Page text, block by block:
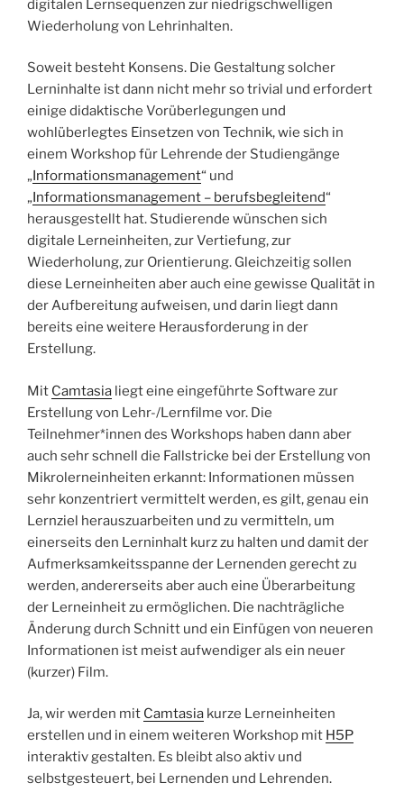
digitalen Lernsequenzen zur niedrigschwelligen
Wiederholung von Lehrinhalten.
Soweit besteht Konsens. Die Gestaltung solcher
Lerninhalte ist dann nicht mehr so trivial und erfordert
einige didaktische Vorüberlegungen und
wohlüberlegtes Einsetzen von Technik, wie sich in
einem Workshop für Lehrende der Studiengänge
„Informationsmanagement“ und
„Informationsmanagement – berufsbegleitend“
herausgestellt hat. Studierende wünschen sich
digitale Lerneinheiten, zur Vertiefung, zur
Wiederholung, zur Orientierung. Gleichzeitig sollen
diese Lerneinheiten aber auch eine gewisse Qualität in
der Aufbereitung aufweisen, und darin liegt dann
bereits eine weitere Herausforderung in der
Erstellung.
Mit Camtasia liegt eine eingeführte Software zur
Erstellung von Lehr-/Lernfilme vor. Die
Teilnehmer*innen des Workshops haben dann aber
auch sehr schnell die Fallstricke bei der Erstellung von
Mikrolerneinheiten erkannt: Informationen müssen
sehr konzentriert vermittelt werden, es gilt, genau ein
Lernziel herauszuarbeiten und zu vermitteln, um
einerseits den Lerninhalt kurz zu halten und damit der
Aufmerksamkeitsspanne der Lernenden gerecht zu
werden, andererseits aber auch eine Überarbeitung
der Lerneinheit zu ermöglichen. Die nachträgliche
Änderung durch Schnitt und ein Einfügen von neueren
Informationen ist meist aufwendiger als ein neuer
(kurzer) Film.
Ja, wir werden mit Camtasia kurze Lerneinheiten
erstellen und in einem weiteren Workshop mit H5P
interaktiv gestalten. Es bleibt also aktiv und
selbstgesteuert, bei Lernenden und Lehrenden.